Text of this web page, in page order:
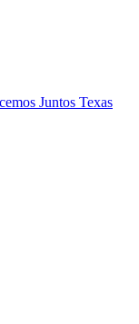
Juntos Texas